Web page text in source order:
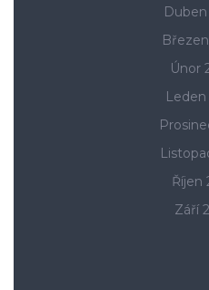
Únor
Říjen
Září